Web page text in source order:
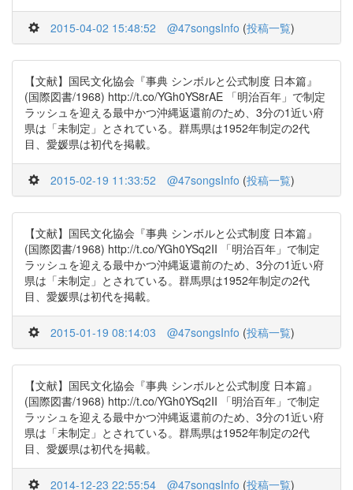
2015-04-02 15:48:52 @47songsInfo (投稿一覧)
【文献】国民文化協会『事典 シンボルと公式制度 日本篇』
(国際図書/1968) http://t.co/YGh0YS8rAE 「明治百年」で制定
ラッシュを迎える最中かつ沖縄返還前のため、3分の1近い府
県は「未制定」とされている。群馬県は1952年制定の2代
目、愛媛県は初代を掲載。
2015-02-19 11:33:52 @47songsInfo (投稿一覧)
【文献】国民文化協会『事典 シンボルと公式制度 日本篇』
(国際図書/1968) http://t.co/YGh0YSq2II 「明治百年」で制定
ラッシュを迎える最中かつ沖縄返還前のため、3分の1近い府
県は「未制定」とされている。群馬県は1952年制定の2代
目、愛媛県は初代を掲載。
2015-01-19 08:14:03 @47songsInfo (投稿一覧)
【文献】国民文化協会『事典 シンボルと公式制度 日本篇』
(国際図書/1968) http://t.co/YGh0YSq2II 「明治百年」で制定
ラッシュを迎える最中かつ沖縄返還前のため、3分の1近い府
県は「未制定」とされている。群馬県は1952年制定の2代
目、愛媛県は初代を掲載。
2014-12-23 22:55:54 @47songsInfo (投稿一覧)